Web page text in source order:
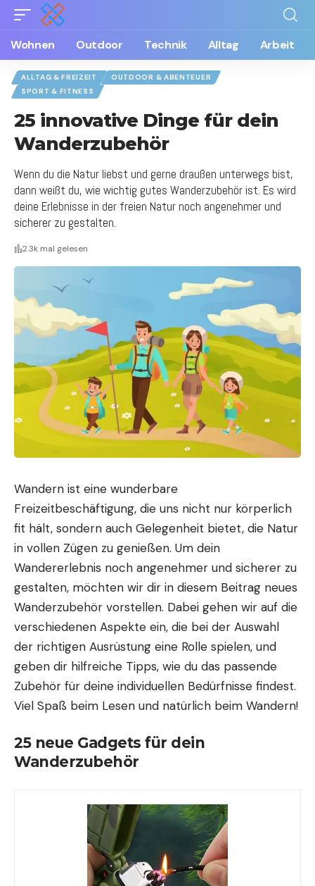
Wohnen Outdoor Technik Alltag Arbeit
ALLTAG & FREIZEIT
OUTDOOR & ABENTEUER
SPORT & FITNESS
25 innovative Dinge für dein
Wanderzubehör
Wenn du die Natur liebst und gerne draußen unterwegs bist,
dann weißt du, wie wichtig gutes Wanderzubehör ist. Es wird
deine Erlebnisse in der freien Natur noch angenehmer und
sicherer zu gestalten.
2.3k mal gelesen
Wandern ist eine wunderbare
Freizeitbeschäftigung, die uns nicht nur körperlich
fit hält, sondern auch Gelegenheit bietet, die Natur
in vollen Zügen zu genießen. Um dein
Wandererlebnis noch angenehmer und sicherer zu
gestalten, möchten wir dir in diesem Beitrag neues
Wanderzubehör vorstellen. Dabei gehen wir auf die
verschiedenen Aspekte ein, die bei der Auswahl
der richtigen Ausrüstung eine Rolle spielen, und
geben dir hilfreiche Tipps, wie du das passende
Zubehör für deine individuellen Bedürfnisse findest.
Viel Spaß beim Lesen und natürlich beim Wandern!
25 neue Gadgets für dein
Wanderzubehör